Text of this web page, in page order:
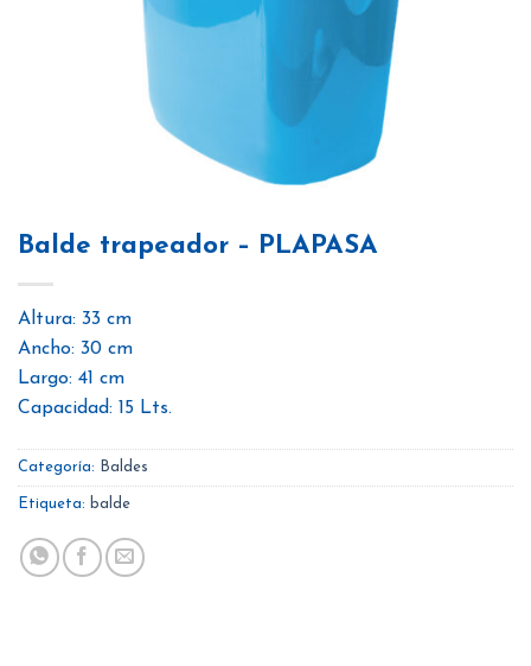
Balde trapeador – PLAPASA
Altura: 33 cm
Ancho: 30 cm
Largo: 41 cm
Capacidad: 15 Lts.
Categoría: Baldes
Etiqueta: balde